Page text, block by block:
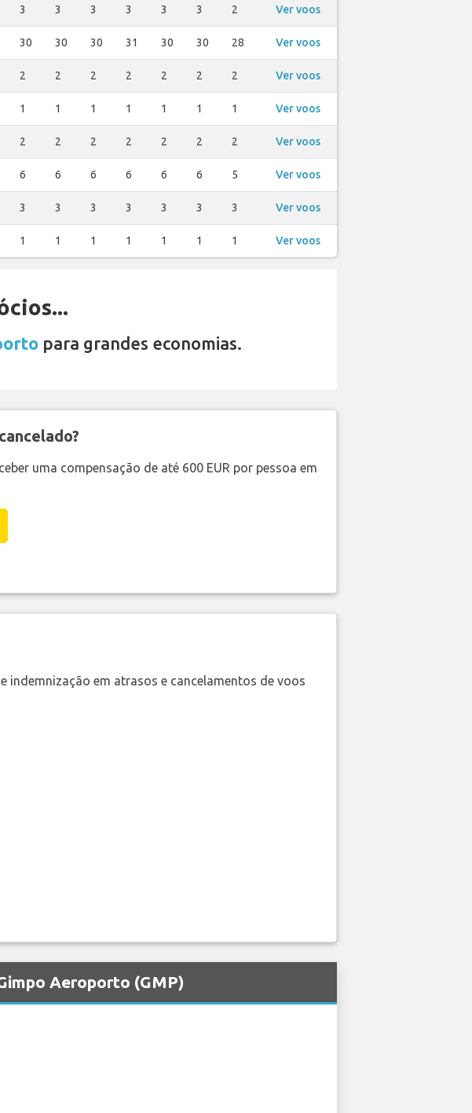
3 3 3 3 3 3 2 Ver voos
30 30 30 31 30 30 28 Ver voos
2 2 2 2 2 2 2 Ver voos
1 1 1 1 1 1 1 Ver voos
2 2 2 2 2 2 2 Ver voos
6 6 6 6 6 6 5 Ver voos
3 3 3 3 3 3 3 Ver voos
1 1 1 1 1 1 1 Ver voos
para grandes economias.
uma compensação de até 600 EUR por pessoa em
indemnização em atrasos e cancelamentos de voos
Aeroporto (GMP)